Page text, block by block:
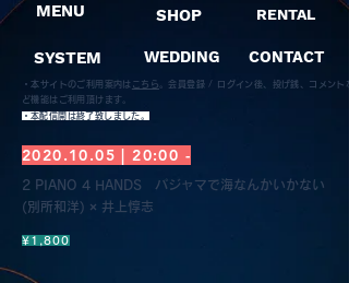
MENU
SYSTEM
SHOP
WEDDING
RENTAL
CONTACT
・本サイトのご利用案内は こちら
会員登録 / ログイン後、投げ銭、コメント
ど機能はご利用頂けます。
​・本配信開は終了致しました。
2020.10.05 | 20:00 -
2 PIANO 4 HANDS パジャマで海なんかいかない
(別所和洋) × 井上惇志
¥1,800